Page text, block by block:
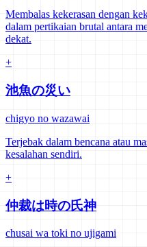
Membalas kekerasan dengan
dalam pertikaian brutal antara
dekat.
+
池魚の災い
chigyo no wazawai
Terjebak dalam bencana atau
kesalahan sendiri.
+
仲裁は時の氏神
chusai wa toki no ujigami